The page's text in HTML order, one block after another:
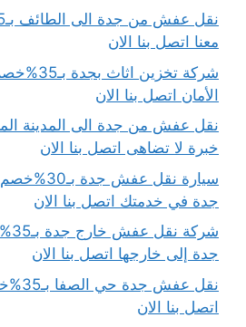
معنا اتصل بنا الان
شركة
الأمان اتصل بنا الان
خبرة لا تضاهى اتصل بنا الان
سيارة نقل
جدة في خدمتك اتصل بنا الان
جدة إلى خارجها اتصل بنا الان
نقل
اتصل بنا الان